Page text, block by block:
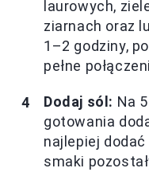
laurowych,
ziarnach oraz
1–2 godziny,
pełne
Dodaj sól: Na
gotowania
najlepiej
smaki